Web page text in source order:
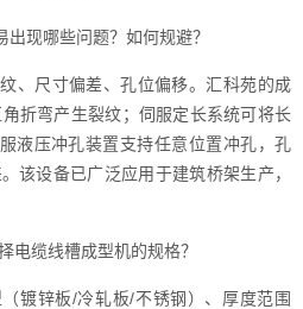
现哪些问题？如何规避？
、尺寸偏差、孔位偏移。汇科苑的成
折弯产生裂纹；伺服定长系统可将长
液压冲孔装置支持任意位置冲孔，孔
该设备已广泛应用于建筑桥架生产，
电缆线槽成型机的规格？
镀锌板/冷轧板/不锈钢）、厚度范围